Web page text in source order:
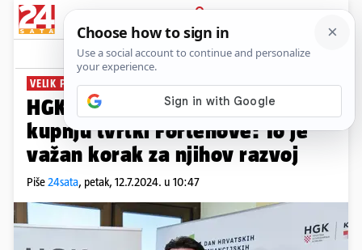
PRIJAVA
News Komentari
VELIK POLJOPRIVREDNI POSAO
HGK o odabiru Podravke za
kupnju tvrtki Fortenove: To je
važan korak za njihov razvoj
Piše24sata, petak, 12.7.2024. u 10:47